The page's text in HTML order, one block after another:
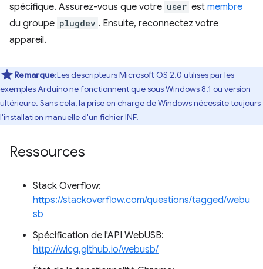
spécifique. Assurez-vous que votre user est membre
du groupe plugdev . Ensuite, reconnectez votre
appareil.
Remarque:Les descripteurs Microsoft OS 2.0 utilisés par les
exemples Arduino ne fonctionnent que sous Windows 8.1 ou version
ultérieure. Sans cela, la prise en charge de Windows nécessite toujours
l'installation manuelle d'un fichier INF.
Ressources
Stack Overflow:
https://stackoverflow.com/questions/tagged/webu
sb
Spécification de l'API WebUSB:
http://wicg.github.io/webusb/